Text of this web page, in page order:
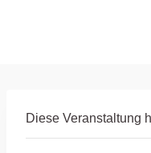
Diese Veranstaltung